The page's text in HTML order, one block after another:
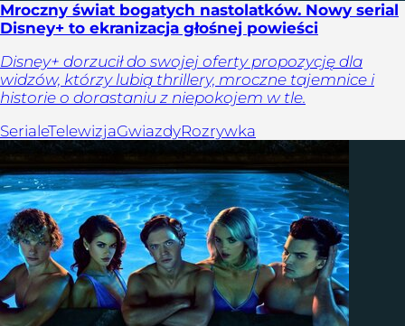
Mroczny świat bogatych nastolatków. Nowy serial
Disney+ to ekranizacja głośnej powieści
Disney+ dorzucił do swojej oferty propozycję dla
widzów, którzy lubią thrillery, mroczne tajemnice i
historie o dorastaniu z niepokojem w tle.
SerialeTelewizjaGwiazdyRozrywka